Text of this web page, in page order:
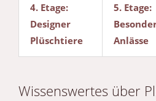
4. Etage:
Designer
Plüschtiere
5. Etage:
Anlässe
Wissenswertes über